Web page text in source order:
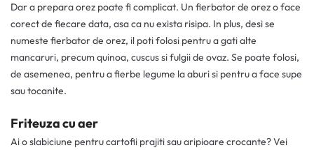
Dar a prepara orez poate fi complicat. Un fierbator de orez o face
corect de fiecare data, asa ca nu exista risipa. In plus, desi se
numeste fierbator de orez, il poti folosi pentru a gati alte
mancaruri, precum quinoa, cuscus si fulgii de ovaz. Se poate folosi,
de asemenea, pentru a fierbe legume la aburi si pentru a face supe
sau tocanite.
Friteuza cu aer
Ai o slabiciune pentru cartofii prajiti sau aripioare crocante? Vei